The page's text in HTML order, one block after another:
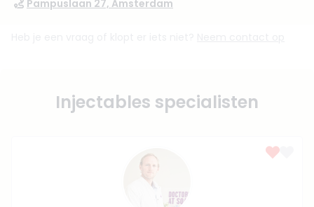
Pampuslaan 27, Amsterdam
Injectables specialisten